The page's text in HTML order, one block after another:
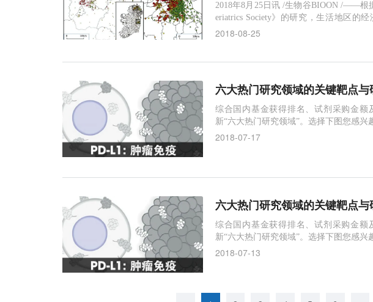
2018年8月25日讯 /生物谷BIOON /——根
eriatrics Society》的研究，生活地区的
素。图片来源：Journal of the American
2018-08-25
六大热门研究领域的关键靶点
综合国内基金获得排名、试剂采购金
新“六大热门研究领域”。选择下图您感
工具。http://wechat.abcam.cn/
2018-07-17
六大热门研究领域的关键靶点
综合国内基金获得排名、试剂采购金
新“六大热门研究领域”。选择下图您感
工具。http://wechat.abcam.cn/
2018-07-13